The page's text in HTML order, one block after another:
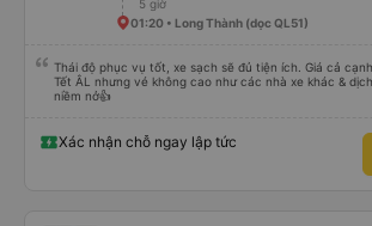
chuyển chạy ghê quá, cảm giác y chang tàu lượn siêu
là 1 trải nghiệm rất hài lòng. Cảm ơn Team xe 60F
5 giờ
01:20 • Long Thành (dọc QL51)
Thái độ phục vụ tốt, xe sạch sẽ đủ tiện ích. Giá cả
Tết ÂL nhưng vé không cao như các nhà xe khác &
niềm nở👍
Xác nhận chỗ ngay lập tức